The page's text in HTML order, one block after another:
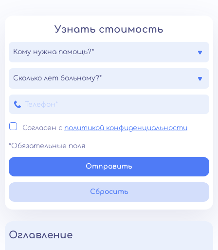
Узнать стоимость
Кому нужна помощь?*
Сколько лет больному?*
Согласен с политикой конфиденциальности
*Обязательные поля
Отправить
Сбросить
Оглавление